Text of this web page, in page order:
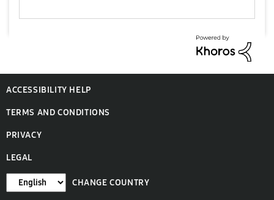
ACCESSIBILITY HELP
TERMS AND CONDITIONS
PRIVACY
LEGAL
CHANGE COUNTRY